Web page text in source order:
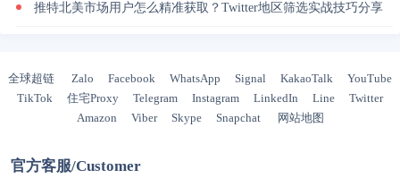
推特北美市场用户怎么精准获取？Twitter地区筛选实战技巧分享
全球超链 Zalo Facebook WhatsApp Signal KakaoTalk
YouTube
TikTok
住宅Proxy Telegram Instagram LinkedIn Line
Twitter
Amazon
Viber Skype Snapchat 网站地图
官方客服/Customer